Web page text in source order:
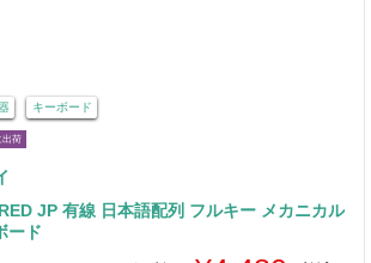
キーボード
出荷
JP 有線 日本語配列 フルキー メカニカル
ード